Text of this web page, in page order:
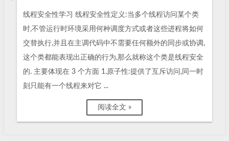
线程安全性学习 线程安全性定义:当多个线程访问某个类
时,不管运行时环境采用何种调度方式或者这些进程将如何
交替执行,并且在主调代码中不需要任何额外的同步或协调,
这个类都能表现出正确的行为,那么就称这个类是线程安全
的. 主要体现在 3 个方面 1.原子性:提供了互斥访问,同一时
刻只能有一个线程来对它 ...
阅读全文 »